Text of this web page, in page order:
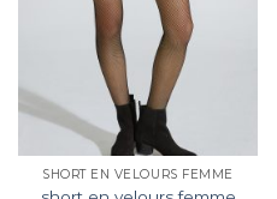
SHORT EN VELOURS FEMME